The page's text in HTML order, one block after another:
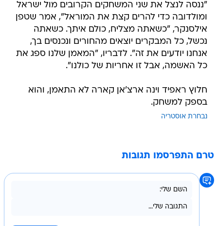
"ננסה לנצל את שני המשחקים הקרובים מול ישראל
ומולדובה כדי להרים קצת את המוראל", אמר שטפן
אילסנקר, "כשאתה מצליח, כולם איתך. כשאתה
נכשל, כל המבקרים יוצאים מהחורים ונכנסים בך,
אנחנו יודעים את זה". לדבריו, "המאמן שלנו ספג את
כל האשמה, אבל זו אחריות של כולנו".
חלוץ ראפיד וינה ארצ'אן קארה לא התאמן, והוא
בספק למשחק.
נבחרת אוסטריה
טרם התפרסמו תגובות